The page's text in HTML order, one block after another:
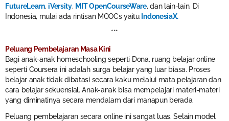
FutureLearn,iVersity, MIT OpenCourseWare, dan lain-lain. Di
Indonesia, mulai ada rintisan MOOCs yaitu IndonesiaX.
***
Peluang Pembelajaran Masa Kini
Bagi anak-anak homeschooling seperti Dona, ruang belajar online
seperti Coursera ini adalah surga belajar yang luar biasa. Proses
belajar anak tidak dibatasi secara kaku melalui mata pelajaran dan
cara belajar sekuensial. Anak-anak bisa mempelajari materi-materi
yang diminatinya secara mendalam dari manapun berada.
Peluang pembelajaran secara online ini sangat luas. Selain model